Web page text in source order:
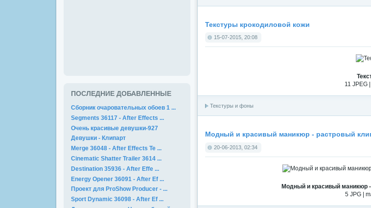
Текстуры крокодиловой кожи
15-07-2015, 20:08
11 JPEG
Текстуры и фоны
Модный и красивый маникюр - растровый
20-06-2013, 02:34
Модный и красивый маникюр -
5 JPG |
ПОСЛЕДНИЕ ДОБАВЛЕННЫЕ
Сборник очаровательных обоев 1 ...
Segments 36117 - After Effects ...
Очень красивые девушки-927
Девушки - Клипарт
Merge 36048 - After Effects Te ...
Cinematic Shatter Trailer 3614 ...
Destination 35936 - After Effe ...
Energy Opener 36091 - After Ef ...
Проект для ProShow Producer - ...
Sport Dynamic 36098 - After Ef ...